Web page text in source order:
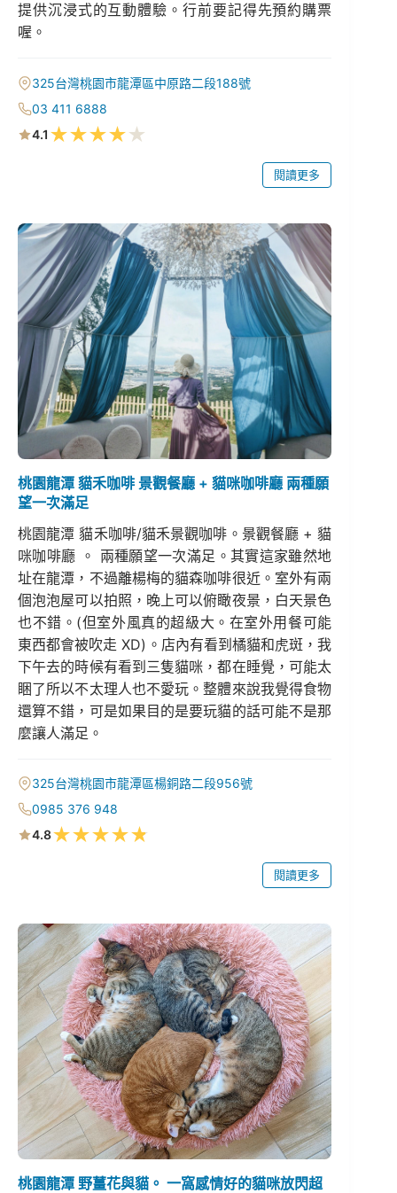
提供沉浸式的互動體驗。行前要記得先預約購票
喔。
325台灣桃園市龍潭區中原路二段188號
03 411 6888
4.1 ★★★★★
閱讀更多
桃園龍潭 貓禾咖啡 景觀餐廳 + 貓咪咖啡廳 兩種願
望一次滿足
桃園龍潭 貓禾咖啡/貓禾景觀咖啡。景觀餐廳 + 貓
咪咖啡廳 。 兩種願望一次滿足。其實這家雖然地
址在龍潭，不過離楊梅的貓森咖啡很近。室外有兩
個泡泡屋可以拍照，晚上可以俯瞰夜景，白天景色
也不錯。(但室外風真的超級大。在室外用餐可能
東西都會被吹走 XD)。店內有看到橘貓和虎斑，我
下午去的時候有看到三隻貓咪，都在睡覺，可能太
睏了所以不太理人也不愛玩。整體來說我覺得食物
還算不錯，可是如果目的是要玩貓的話可能不是那
麼讓人滿足。
325台灣桃園市龍潭區楊銅路二段956號
0985 376 948
4.8★★★★★
閱讀更多
桃園龍潭 野薑花與貓。 一窩感情好的貓咪放閃超